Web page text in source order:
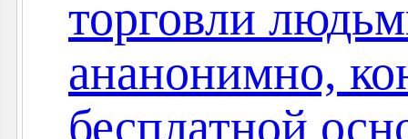
торговли
ананонимно,
бесплатной